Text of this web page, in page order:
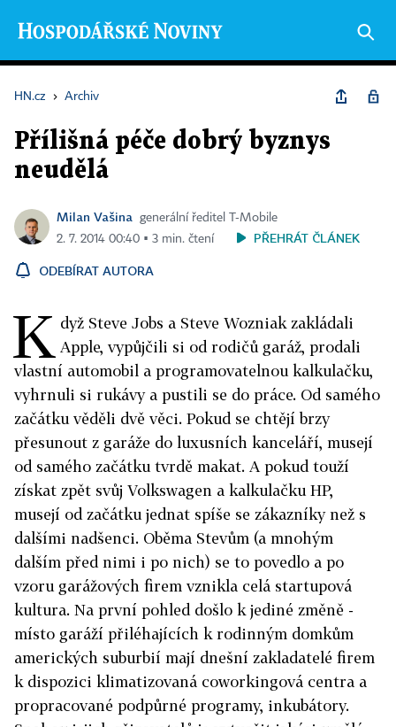
HN.cz › Archiv
Přílišná péče dobrý byznys
neudělá
Milan Vašina
generální ředitel T-Mobile
2. 7. 2014 00:40 ▪ 3 min. čtení
PŘEHRÁT ČLÁNEK
ODEBÍRAT AUTORA
K dyž Steve Jobs a Steve Wozniak zakládali
Apple, vypůjčili si od rodičů garáž, prodali
vlastní automobil a programovatelnou kalkulačku,
vyhrnuli si rukávy a pustili se do práce. Od samého
začátku věděli dvě věci. Pokud se chtějí brzy
přesunout z garáže do luxusních kanceláří, musejí
od samého začátku tvrdě makat. A pokud touží
získat zpět svůj Volkswagen a kalkulačku HP,
musejí od začátku jednat spíše se zákazníky než s
dalšími nadšenci. Oběma Stevům (a mnohým
dalším před nimi i po nich) se to povedlo a po
vzoru garážových firem vznikla celá startupová
kultura. Na první pohled došlo k jediné změně -
místo garáží přiléhajících k rodinným domkům
amerických suburbií mají dnešní zakladatelé firem
k dispozici klimatizovaná coworkingová centra a
propracované podpůrné programy, inkubátory.